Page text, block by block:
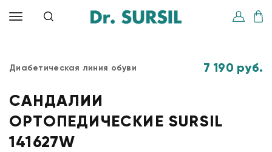
Диабетическая линия обуви 7 190 руб.
САНДАЛИИ
ОРТОПЕДИЧЕСКИЕ SURSIL
141627W